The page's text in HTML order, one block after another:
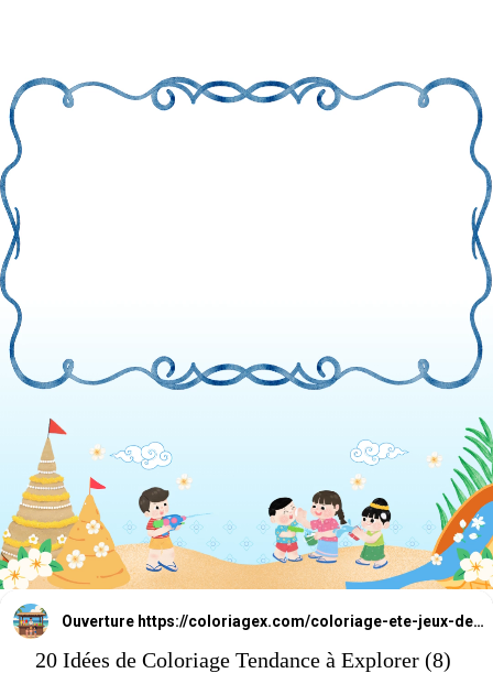
Ouverture https://coloriagex.com/coloriage-ete-jeux-deau/
20 Idées de Coloriage Tendance à Explorer (8)